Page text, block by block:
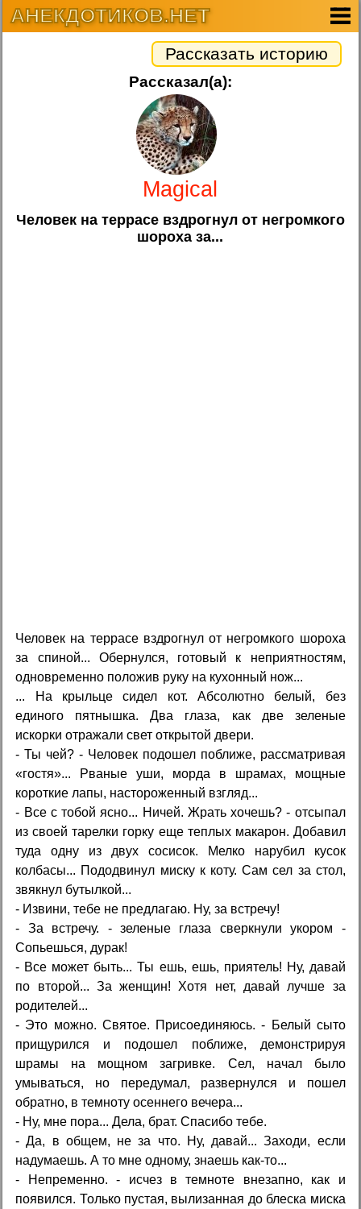
АНЕКДОТИКОВ.НЕТ
Рассказать историю
Рассказал(а):
Magical
Человек на террасе вздрогнул от негромкого
шороха за...
Человек на террасе вздрогнул от негромкого шороха
за спиной... Обернулся, готовый к неприятностям,
одновременно положив руку на кухонный нож...
... На крыльце сидел кот. Абсолютно белый, без
единого пятнышка. Два глаза, как две зеленые
искорки отражали свет открытой двери.
- Ты чей? - Человек подошел поближе, рассматривая
«гостя»... Рваные уши, морда в шрамах, мощные
короткие лапы, настороженный взгляд...
- Все с тобой ясно... Ничей. Жрать хочешь? - отсыпал
из своей тарелки горку еще теплых макарон. Добавил
туда одну из двух сосисок. Мелко нарубил кусок
колбасы... Пододвинул миску к коту. Сам сел за стол,
звякнул бутылкой...
- Извини, тебе не предлагаю. Ну, за встречу!
- За встречу. - зеленые глаза сверкнули укором -
Сопьешься, дурак!
- Все может быть... Ты ешь, ешь, приятель! Ну, давай
по второй... За женщин! Хотя нет, давай лучше за
родителей...
- Это можно. Святое. Присоединяюсь. - Белый сыто
прищурился и подошел поближе, демонстрируя
шрамы на мощном загривке. Сел, начал было
умываться, но передумал, развернулся и пошел
обратно, в темноту осеннего вечера...
- Ну, мне пора... Дела, брат. Спасибо тебе.
- Да, в общем, не за что. Ну, давай... Заходи, если
надумаешь. А то мне одному, знаешь как-то...
- Непременно. - исчез в темноте внезапно, как и
появился. Только пустая, вылизанная до блеска миска